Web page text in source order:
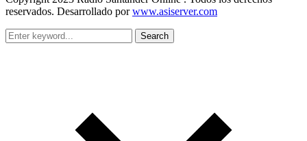
reservados. Desarrollado porwww.asiserver.com
Search